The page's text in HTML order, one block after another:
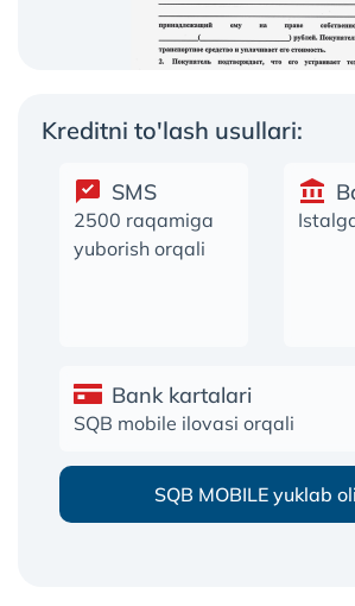
Kreditni to'lash usullari:
SMS
2500 raqamiga
yuborish orqali
Bank kartalari
SQB mobile ilovasi orqali
SQB MOBILE yuklab